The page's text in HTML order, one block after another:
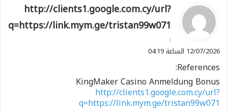
ي
ق
و
ل
http://clients1.google.com.cy/url?
q=https://link.mym.ge/tristan99w071
:
12/07/2026 الساعة 04:19
References:
KingMaker Casino Anmeldung Bonus
http://clients1.google.com.cy/url?
q=https://link.mym.ge/tristan99w071